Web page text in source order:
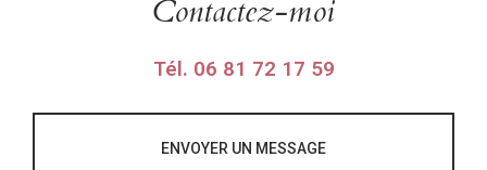
photographe professionnel séance photo smash the cake à Chambery en
|Recherche photographe pour séance famille en
|photographe professionnel séance photo book et
photo bébé en studio ou en extérieure à Chambery|Trouver un bon
photographe professionnel shooting photo en famille, couple,
ou enfant à Chambery en Savoie et Rhône-Alpes|
Contactez-moi
Tél. 06 81 72 17 59
ENVOYER UN MESSAGE